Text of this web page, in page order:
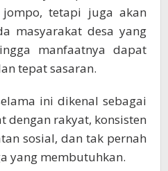
tetapi juga akan
masyarakat desa yang
manfaatnya dapat
tepat sasaran.
ini dikenal sebagai
dengan rakyat, konsisten
sosial, dan tak pernah
yang membutuhkan.